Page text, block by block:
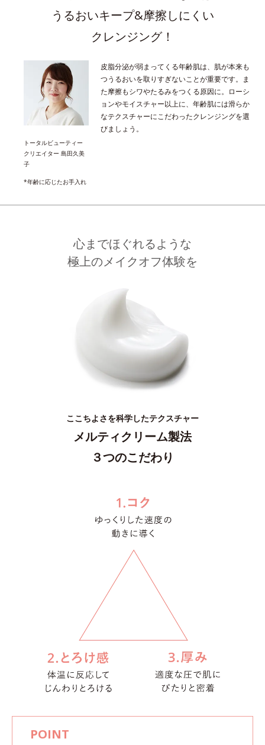
トータルビューティー
クリエイター 島田久美
子
うるおいキープ&摩擦しにくい
クレンジング！
皮脂分泌が弱まってくる年齢肌は、肌が本来も
つうるおいを取りすぎないことが重要です。ま
た摩擦もシワやたるみをつくる原因に。ローシ
ョンやモイスチャー以上に、年齢肌には滑らか
なテクスチャーにこだわったクレンジングを選
びましょう。
*年齢に応じたお手入れ
心までほぐれるような
極上のメイクオフ体験を
ここちよさを科学したテクスチャー
メルティクリーム製法
３つのこだわり